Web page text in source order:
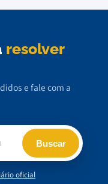
resolver
e fale com a
Buscar
oficial